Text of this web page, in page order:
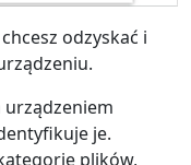
odzyskać i
urządzeniem
je.
plików,